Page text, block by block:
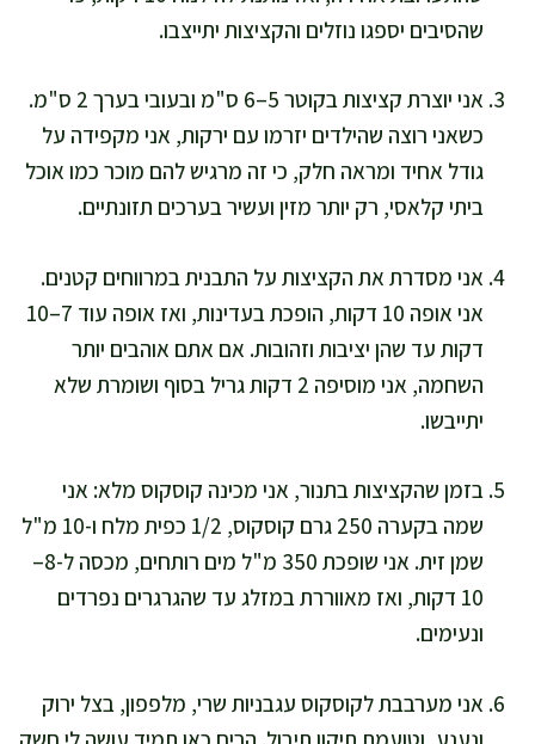
שהסיבים יספגו נוזלים והקציצות יתייצבו.
אני יוצרת קציצות בקוטר 5–6 ס"מ ובעובי בערך 2 ס"מ.
כשאני רוצה שהילדים יזרמו עם ירקות, אני מקפידה על
גודל אחיד ומראה חלק, כי זה מרגיש להם מוכר כמו אוכל
ביתי קלאסי, רק יותר מזין ועשיר בערכים תזונתיים.
אני מסדרת את הקציצות על התבנית במרווחים קטנים.
אני אופה 10 דקות, הופכת בעדינות, ואז אופה עוד 7–10
דקות עד שהן יציבות וזהובות. אם אתם אוהבים יותר
השחמה, אני מוסיפה 2 דקות גריל בסוף ושומרת שלא
יתייבשו.
בזמן שהקציצות בתנור, אני מכינה קוסקוס מלא: אני
שמה בקערה 250 גרם קוסקוס, 1/2 כפית מלח ו-10 מ"ל
שמן זית. אני שופכת 350 מ"ל מים רותחים, מכסה ל-8–
10 דקות, ואז מאווררת במזלג עד שהגרגרים נפרדים
ונעימים.
אני מערבבת לקוסקוס עגבניות שרי, מלפפון, בצל ירוק